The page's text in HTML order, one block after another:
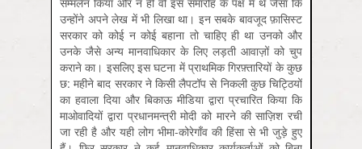
उन्होंने अपने लेख में भी लिखा था। इन सबके बावजूद फ़ासिस्ट
सरकार को कोई न कोई बहाना तो चाहिए ही था उनको और
उनके जैसे अन्य मानवाधिकार के लिए लड़ती आवाज़ों को चुप
कराने का। इसलिए इस घटना में प्राथमिक गिरफ़्तारियों के कुछ
छ: महीने बाद सरकार ने किसी लैपटॉप से निकली कुछ चिट्ठियों
का हवाला दिया और बिकाऊ मीडिया द्वारा प्रचारित किया कि
माओवादियों द्वारा प्रधानमन्त्री मोदी को मारने की साज़िश रची
जा रही है और यही लोग भीमा-कोरेगाँव की हिंसा से भी जुड़े हुए